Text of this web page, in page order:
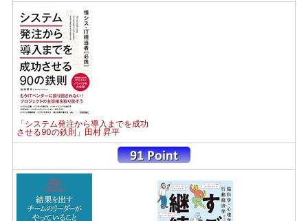
「システム発注から導入までを成功
させる90の鉄則」田村 昇平